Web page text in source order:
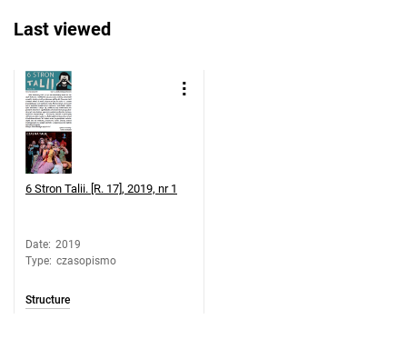
Last viewed
6 Stron Talii. [R. 17], 2019, nr 1
Date: 2019
Type: czasopismo
Structure